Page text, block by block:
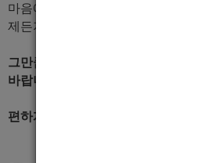
마음에 드시면 계속 출근하시는 것
제든지 그만두셔도 됩니다.
그만큼 자신있으니 최고의 가게,
바랍니다.
편하게 연락주세요.^^